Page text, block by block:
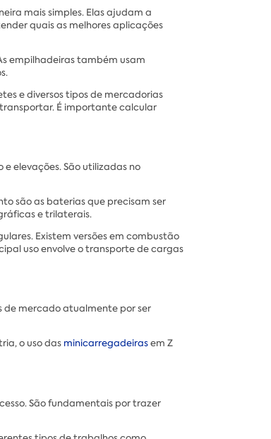
mais simples. Elas ajudam a
quais as melhores aplicações
empilhadeiras também usam
e diversos tipos de mercadorias
É importante calcular
elevações. São utilizadas no
são as baterias que precisam ser
e trilaterais.
Existem versões em combustão
uso envolve o transporte de cargas
de mercado atualmente por ser
o uso das minicarregadeirasem Z
São fundamentais por trazer